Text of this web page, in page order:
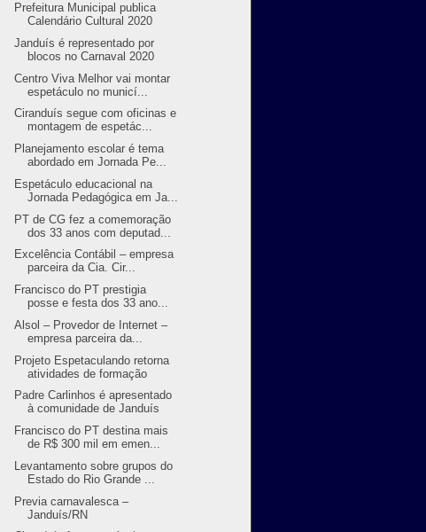
Prefeitura Municipal publica
Calendário Cultural 2020
Janduís é representado por
blocos no Carnaval 2020
Centro Viva Melhor vai montar
espetáculo no municí...
Ciranduís segue com oficinas e
montagem de espetác...
Planejamento escolar é tema
abordado em Jornada Pe...
Espetáculo educacional na
Jornada Pedagógica em Ja...
PT de CG fez a comemoração
dos 33 anos com deputad...
Excelência Contábil – empresa
parceira da Cia. Cir...
Francisco do PT prestigia
posse e festa dos 33 ano...
Alsol – Provedor de Internet –
empresa parceira da...
Projeto Espetaculando retorna
atividades de formação
Padre Carlinhos é apresentado
à comunidade de Janduís
Francisco do PT destina mais
de R$ 300 mil em emen...
Levantamento sobre grupos do
Estado do Rio Grande ...
Previa carnavalesca –
Janduís/RN